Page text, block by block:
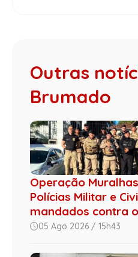
Outras
Brumado
Operação
Polícias Militar e
mandados contra
05 Ago 2026 / 15h43